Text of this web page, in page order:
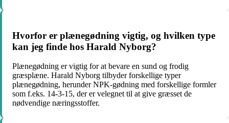
Hvorfor er plænegødning vigtig, og hvilken type
kan jeg finde hos Harald Nyborg?
Plænegødning er vigtig for at bevare en sund og frodig
græsplæne. Harald Nyborg tilbyder forskellige typer
plænegødning, herunder NPK-gødning med forskellige formler
som f.eks. 14-3-15, der er velegnet til at give græsset de
nødvendige næringsstoffer.